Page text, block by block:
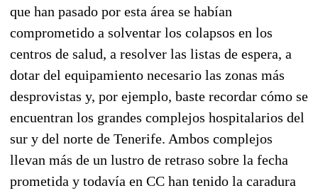
que han pasado por esta área se habían
comprometido a solventar los colapsos en los
centros de salud, a resolver las listas de espera, a
dotar del equipamiento necesario las zonas más
desprovistas y, por ejemplo, baste recordar cómo se
encuentran los grandes complejos hospitalarios del
sur y del norte de Tenerife. Ambos complejos
llevan más de un lustro de retraso sobre la fecha
prometida y todavía en CC han tenido la caradura